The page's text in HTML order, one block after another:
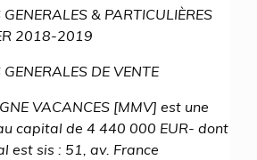
& PARTICULIÈRES
2018-2019
DE VENTE
VACANCES [MMV] est une
capital de 4 440 000 EUR- dont
est sis : 51, av. France